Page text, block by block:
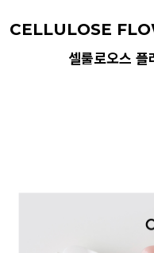
CELLULOSE
셀룰로오스 플